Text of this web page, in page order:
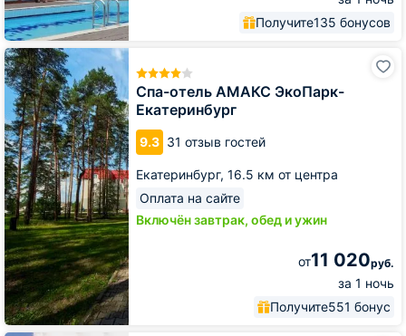
Получите135 бонусов
Спа-отель АМАКС ЭкоПарк-
Екатеринбург
9.3 31 отзыв гостей
Екатеринбург, 16.5 км от центра
Оплата на сайте
Включён завтрак, обед и ужин
от11 020руб.
за 1 ночь
Получите551 бонус
Спа-
отель
АМАКС
ЭкоПарк-
Екатеринбург